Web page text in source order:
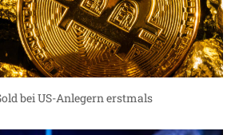
bei US-Anlegern erstmals